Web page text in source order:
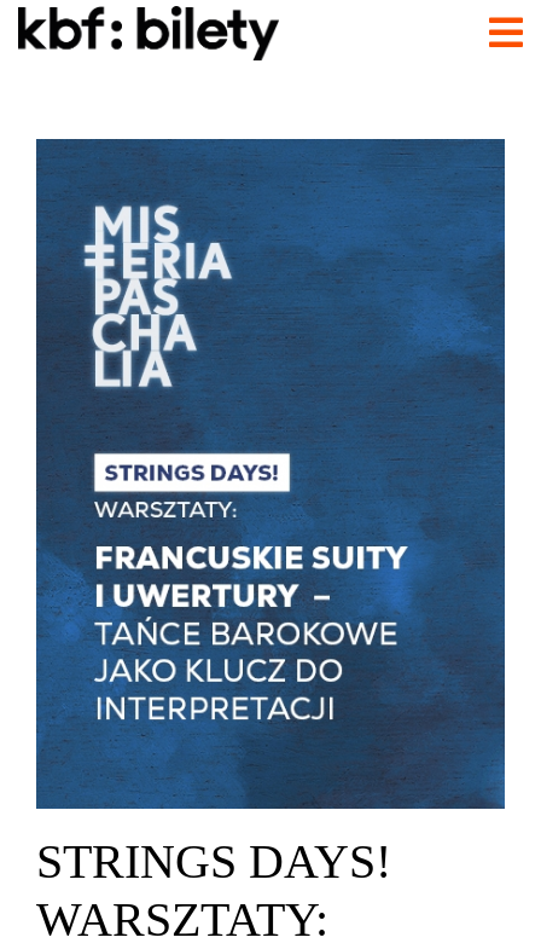
STRINGS DAYS!
WARSZTATY: